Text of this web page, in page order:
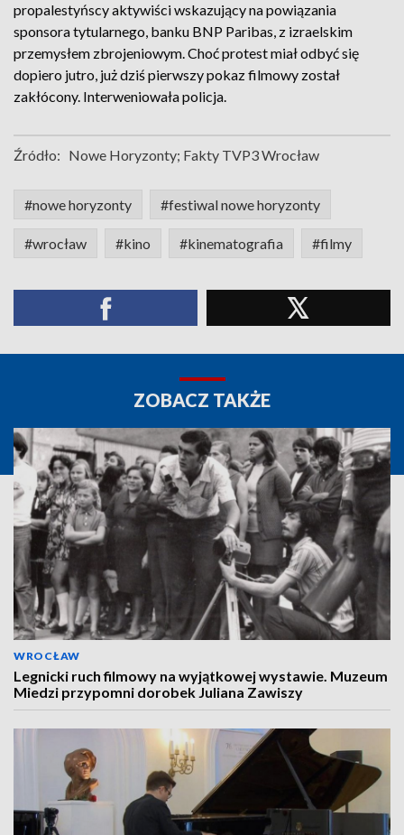
propalestyńscy aktywiści wskazujący na powiązania
sponsora tytularnego, banku BNP Paribas, z izraelskim
przemysłem zbrojeniowym. Choć protest miał odbyć się
dopiero jutro, już dziś pierwszy pokaz filmowy został
zakłócony. Interweniowała policja.
Źródło: Nowe Horyzonty; Fakty TVP3 Wrocław
#nowe horyzonty #festiwal nowe horyzonty
#wrocław #kino #kinematografia #filmy
ZOBACZ TAKŻE
WROCŁAW
Legnicki ruch filmowy na wyjątkowej wystawie. Muzeum
Miedzi przypomni dorobek Juliana Zawiszy